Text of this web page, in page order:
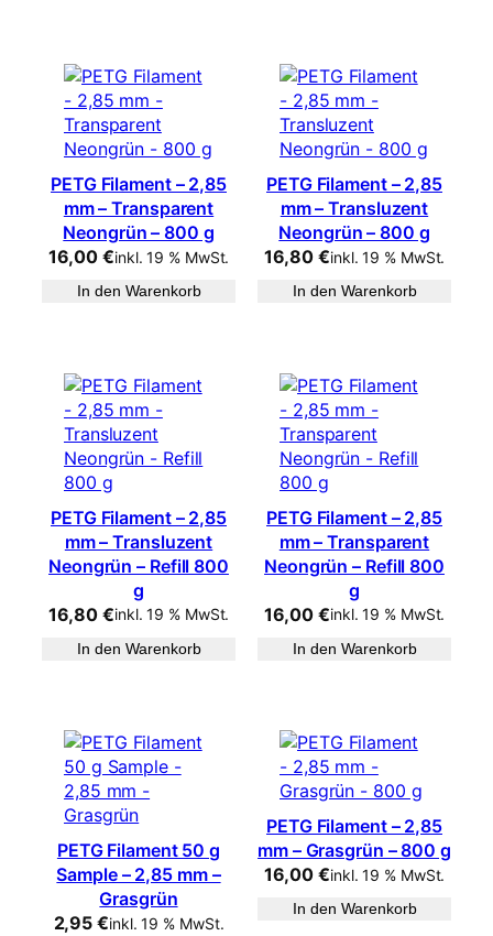
PETG Filament – 2,85
mm – Transparent
Neongrün – 800 g
16,00€inkl. 19 % MwSt.
In den Warenkorb
PETG Filament – 2,85
mm – Transluzent
Neongrün – 800 g
16,80€inkl. 19 % MwSt.
In den Warenkorb
PETG Filament – 2,85
mm – Transluzent
Neongrün – Refill 800
g
16,80€inkl. 19 % MwSt.
In den Warenkorb
PETG Filament – 2,85
mm – Transparent
Neongrün – Refill 800
g
16,00€inkl. 19 % MwSt.
In den Warenkorb
PETG Filament 50 g
Sample – 2,85 mm –
Grasgrün
2,95€inkl. 19 % MwSt.
PETG Filament – 2,85
mm – Grasgrün – 800 g
16,00€inkl. 19 % MwSt.
In den Warenkorb